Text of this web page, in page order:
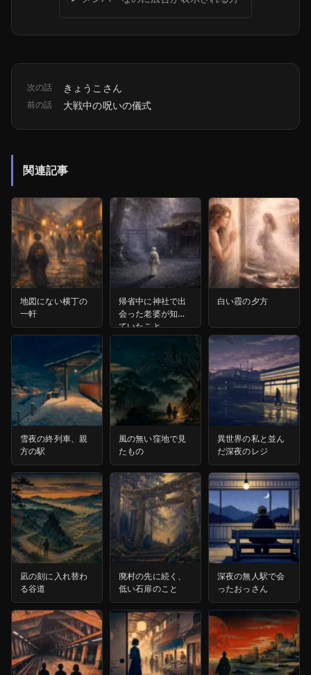
次の話 きょうこさん
前の話 大戦中の呪いの儀式
関連記事
地図にない横丁の
一軒
帰省中に神社で出
会った老婆が知っ
ていたこと
白い霞の夕方
雪夜の終列車、親
方の駅
風の無い窪地で見
たもの
異世界の私と並ん
だ深夜のレジ
凪の刻に入れ替わ
る谷道
廃村の先に続く、
低い石扉のこと
深夜の無人駅で会
ったおっさん